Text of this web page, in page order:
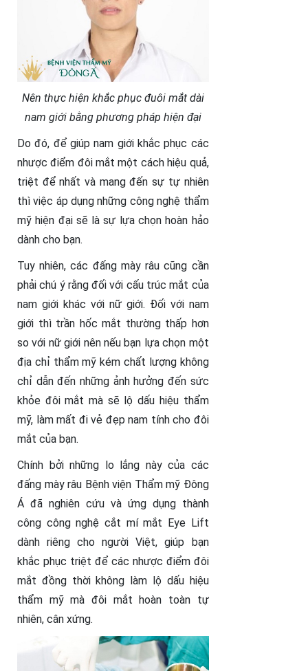
Nên thực hiện khắc phục đuôi mắt dài
nam giới bằng phương pháp hiện đại
Do đó, để giúp nam giới khắc phục các
nhược điểm đôi mắt một cách hiệu quả,
triệt để nhất và mang đến sự tự nhiên
thì việc áp dụng những công nghệ thẩm
mỹ hiện đại sẽ là sự lựa chọn hoàn hảo
dành cho bạn.
Tuy nhiên, các đấng mày râu cũng cần
phải chú ý rằng đối với cấu trúc mắt của
nam giới khác với nữ giới. Đối với nam
giới thì trần hốc mắt thường thấp hơn
so với nữ giới nên nếu bạn lựa chọn một
địa chỉ thẩm mỹ kém chất lượng không
chỉ dẫn đến những ảnh hưởng đến sức
khỏe đôi mắt mà sẽ lộ dấu hiệu thẩm
mỹ, làm mất đi vẻ đẹp nam tính cho đôi
mắt của bạn.
Chính bởi những lo lắng này của các
đấng mày râu Bệnh viện Thẩm mỹ Đông
Á đã nghiên cứu và ứng dụng thành
công công nghệ cắt mí mắt Eye Lift
dành riêng cho người Việt, giúp bạn
khắc phục triệt để các nhược điểm đôi
mắt đồng thời không làm lộ dấu hiệu
thẩm mỹ mà đôi mắt hoàn toàn tự
nhiên, cân xứng.